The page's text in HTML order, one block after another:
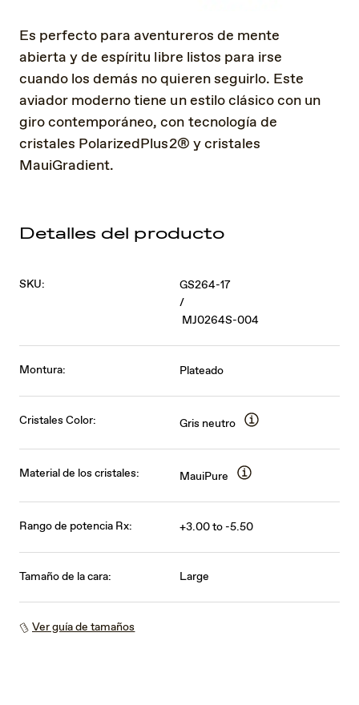
Es perfecto para aventureros de mente
abierta y de espíritu libre listos para irse
cuando los demás no quieren seguirlo. Este
aviador moderno tiene un estilo clásico con un
giro contemporáneo, con tecnología de
cristales PolarizedPlus2® y cristales
MauiGradient.
Detalles del producto
SKU:
GS264-17
/
MJ0264S-004
Montura: Plateado
Cristales Color: Gris neutro
Material de los cristales: MauiPure
Rango de potencia Rx: +3.00 to -5.50
Tamaño de la cara: Large
Ver guía de tamaños